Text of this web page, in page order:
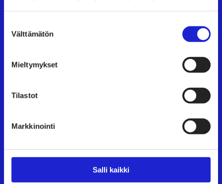
valinta
Välttämätön
Mieltymykset
Tilastot
Markkinointi
Salli kaikki